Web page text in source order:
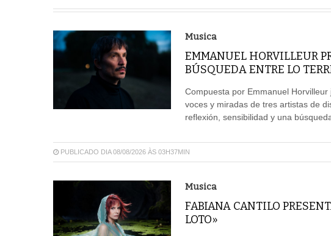
Musica
EMMANUEL HORVILLEUR
BÚSQUEDA ENTRE LO
Compuesta por Emmanuel
voces y miradas de tres artistas de
reflexión, sensibilidad y una
PUBLICADO DIA 08/08/2026 ÀS 03H37MIN
Musica
FABIANA CANTILO
LOTO»